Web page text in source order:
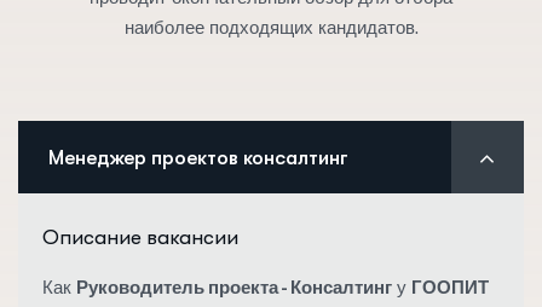
наиболее подходящих кандидатов.
Менеджер проектов консалтинг
Описание вакансии
Как Руководитель проекта - Консалтинг у ГООПИТ